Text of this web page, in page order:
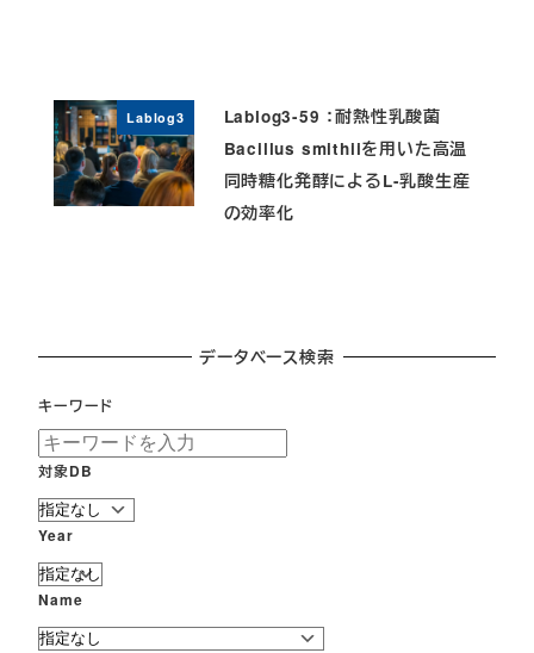
Lablog3
Lablog3-59 ：耐熱性乳酸菌
Bacillus smithiiを用いた高温
同時糖化発酵によるL-乳酸生産
の効率化
データベース検索
キーワード
対象DB
Year
Name